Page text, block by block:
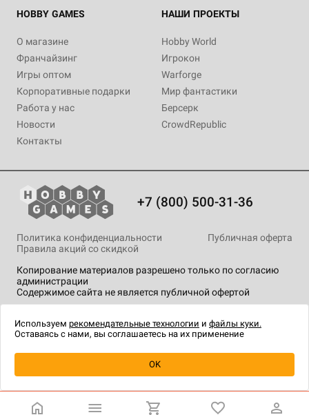
HOBBY GAMES
О магазине
Франчайзинг
Игры оптом
Корпоративные подарки
Работа у нас
Новости
Контакты
НАШИ ПРОЕКТЫ
Hobby World
Игрокон
Warforge
Мир фантастики
Берсерк
CrowdRepublic
+7 (800) 500-31-36
Копирование материалов разрешено только по согласию
администрации
Содержимое сайта не является публичной офертой
Политика конфиденциальности
Публичная оферта
Правила акций со скидкой
технологии.
Используем рекомендательные технологии и файлы куки.
Оставаясь с нами, вы соглашаетесь на их применение
OK